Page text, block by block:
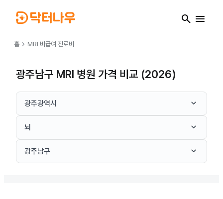
search menu
홈 chevron_right MRI 비급여 진료비
광주남구 MRI 병원 가격 비교 (2026)
광주광역시 keyboard_arrow_down
뇌 keyboard_arrow_down
광주남구 keyboard_arrow_down